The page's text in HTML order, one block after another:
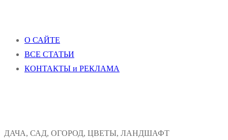
О САЙТЕ
ВСЕ СТАТЬИ
КОНТАКТЫ и РЕКЛАМА
ДАЧА, САД, ОГОРОД, ЦВЕТЫ, ЛАНДШАФТ